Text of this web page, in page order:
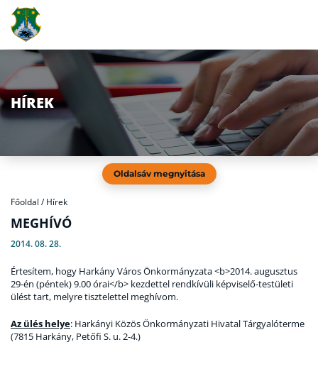
HÍREK
Oldalsáv megnyitása
Főoldal / Hírek
MEGHÍVÓ
2014. 08. 28.
Értesítem, hogy Harkány Város Önkormányzata <b>2014. augusztus
29-én (péntek) 9.00 órai</b> kezdettel rendkívüli képviselő-testületi
ülést tart, melyre tisztelettel meghívom.
Az ülés helye: Harkányi Közös Önkormányzati Hivatal Tárgyalóterme
(7815 Harkány, Petőfi S. u. 2-4.)